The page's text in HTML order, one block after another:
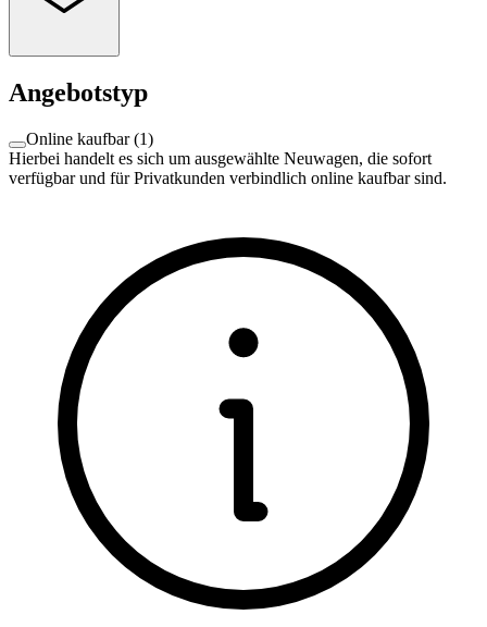
Angebotstyp
Online kaufbar(1)
Hierbei handelt es sich um ausgewählte Neuwagen, die sofort
verfügbar und für Privatkunden verbindlich online kaufbar sind.